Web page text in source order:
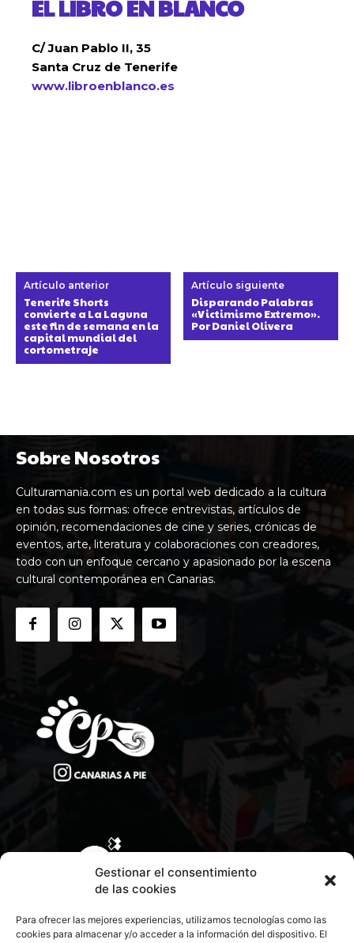
Gestionar el consentimiento
de las cookies
Para ofrecer las mejores experiencias, utilizamos tecnologías como las
cookies para almacenar y/o acceder a la información del dispositivo. El
EL LIBRO EN BLANCO
C/ Juan Pablo II, 35
Santa Cruz de Tenerife
www.libroenblanco.es
Artículo anterior
Tenerife Shorts
convierte a La Laguna
este fin de semana en la
capital mundial del
cortometraje
Artículo siguiente
Disparando Palabras
«Victimismo Extremo».
Por Daniel Olivera
Sobre Nosotros
Culturamania.com es un portal web dedicado a la cultura
en todas sus formas: ofrece entrevistas, artículos de
opinión, recomendaciones de cine y series, crónicas de
eventos, arte, literatura y colaboraciones con creadores,
todo con un enfoque cercano y apasionado por la escena
cultural contemporánea en Canarias.